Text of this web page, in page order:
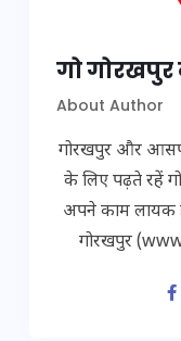
गो गोरखपुर
About Author
गोरखपुर और
के लिए पढ़ते रहें
अपने काम लायक
गोरखपुर